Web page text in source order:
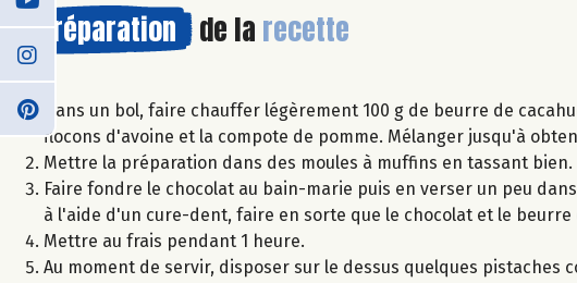
Préparation de la recette
Dans un bol, faire chauffer légèrement 100 g de beurre de
flocons d'avoine et la compote de pomme. Mélanger jusqu'à
Mettre la préparation dans des moules à muffins en tassant bien.
Faire fondre le chocolat au bain-marie puis en verser un peu
à l'aide d'un cure-dent, faire en sorte que le chocolat et le beurre
Mettre au frais pendant 1 heure.
Au moment de servir, disposer sur le dessus quelques pistaches